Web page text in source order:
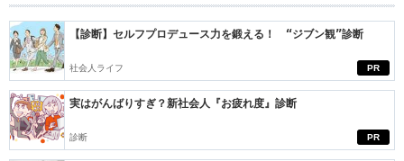
PR
【診断】セルフプロデュース力を鍛える！ “ジブン観”診断
社会人ライフ
PR
実はがんばりすぎ？新社会人『お疲れ度』診断
診断